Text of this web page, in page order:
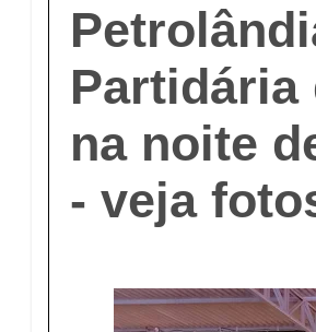
Partidária
na noite
- veja